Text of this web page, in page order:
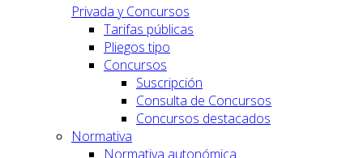
Privada y Concursos
Tarifas públicas
Pliegos tipo
Concursos
Suscripción
Consulta de Concursos
Concursos destacados
Normativa
Normativa autonómica